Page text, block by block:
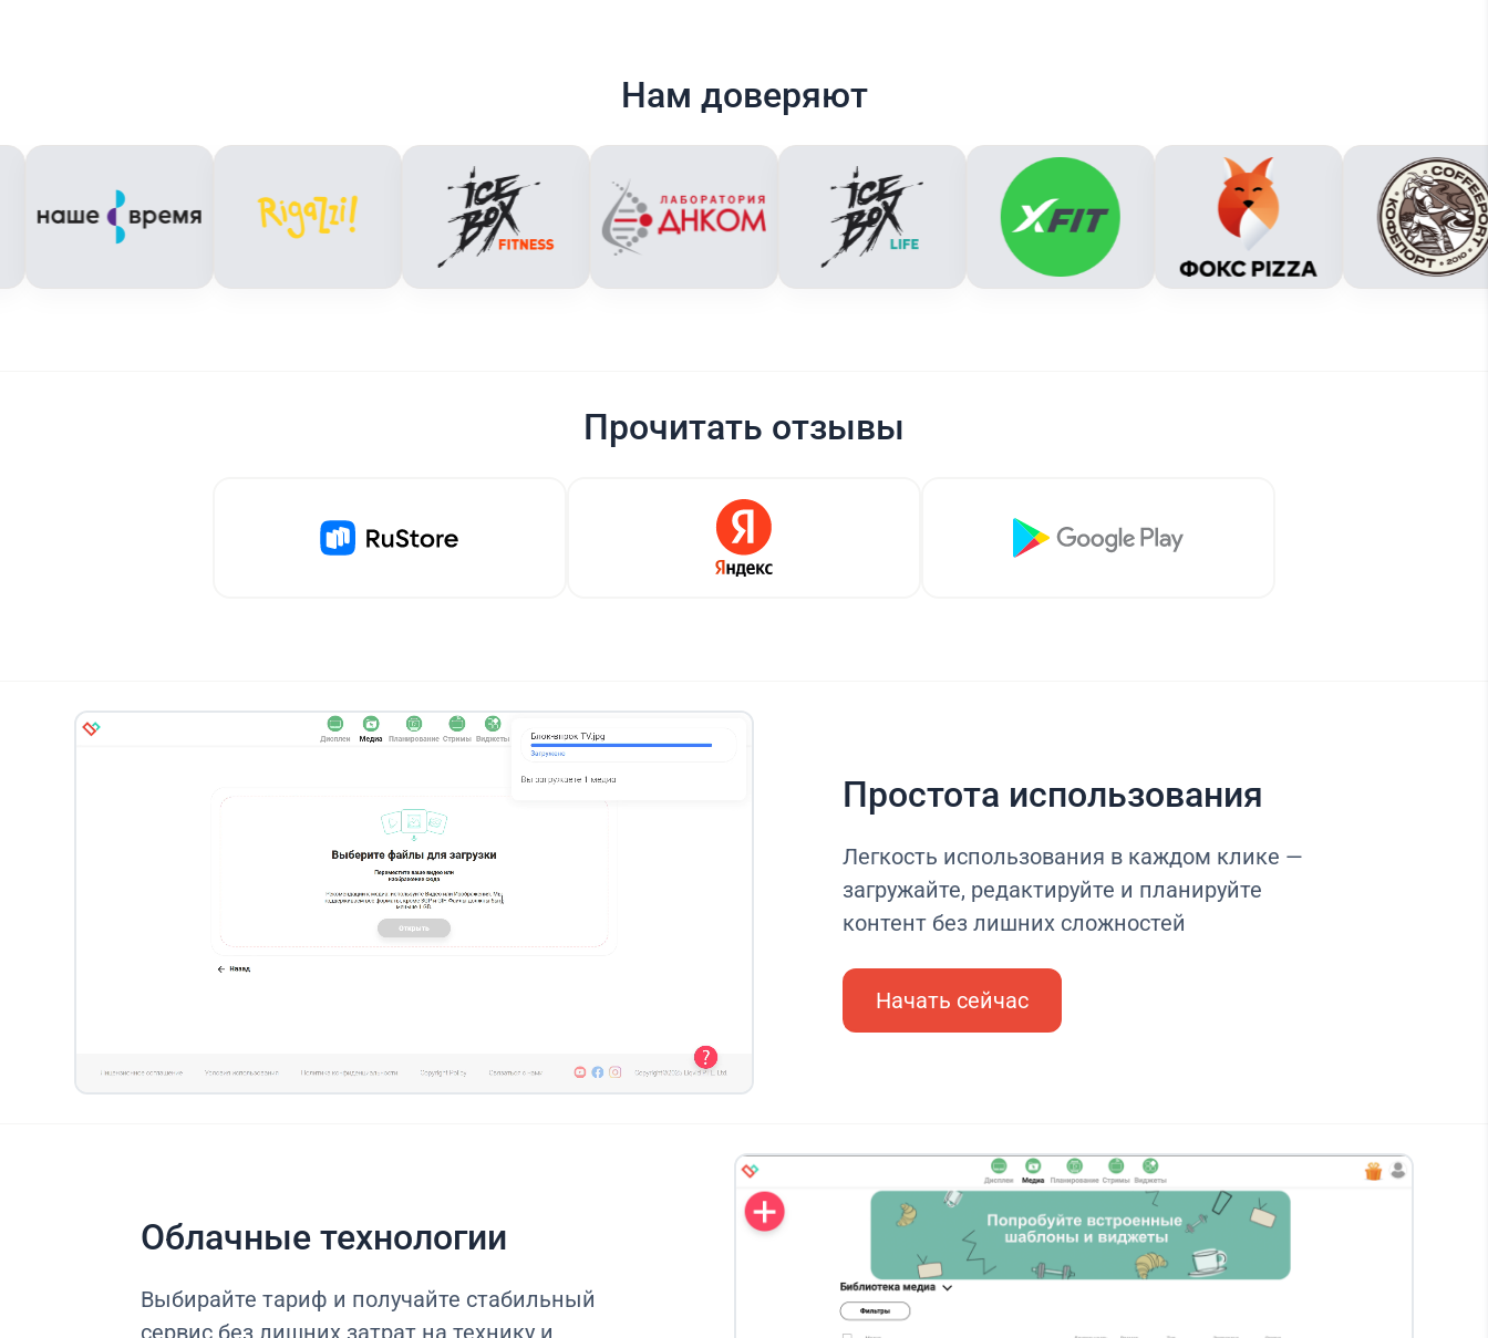
Нам доверяют
Прочитать отзывы
Простота использования
Легкость использования в каждом клике —
загружайте, редактируйте и планируйте
контент без лишних сложностей
Начать сейчас
Облачные технологии
Выбирайте тариф и получайте стабильный